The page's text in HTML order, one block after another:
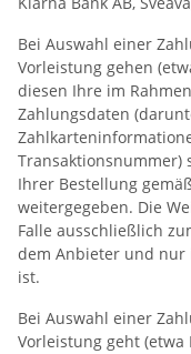
Bei Auswahl einer
Vorleistung gehen
diesen Ihre im
Zahlungsdaten
Ihrer Bestellung
weitergegeben. Die
Falle ausschließlich
dem Anbieter und
ist.
Bei Auswahl einer
Vorleistung geht (etwa